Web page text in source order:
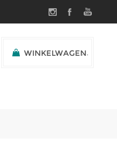
WINKELWAGEN